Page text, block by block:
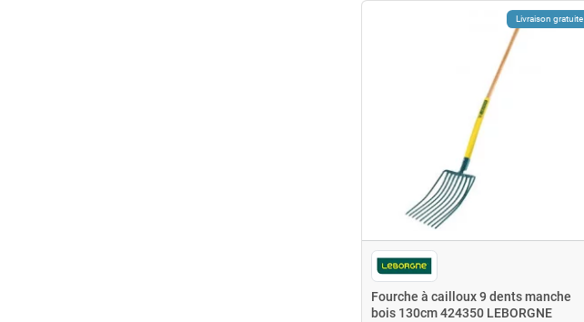
Livraison gratuite
Fourche à cailloux 9 dents manche
bois 130cm 424350 LEBORGNE